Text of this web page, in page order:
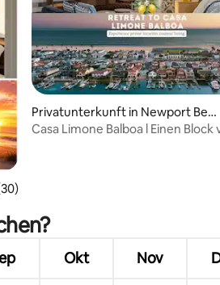
Bewertung: 5 von 5, 30
Privatunterkunft in Newport Bea
ch
Casa Limone Balboa l Einen Block
Okt Nov